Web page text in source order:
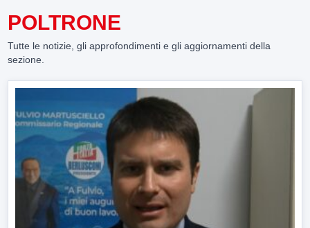
POLTRONE
Tutte le notizie, gli approfondimenti e gli aggiornamenti della
sezione.